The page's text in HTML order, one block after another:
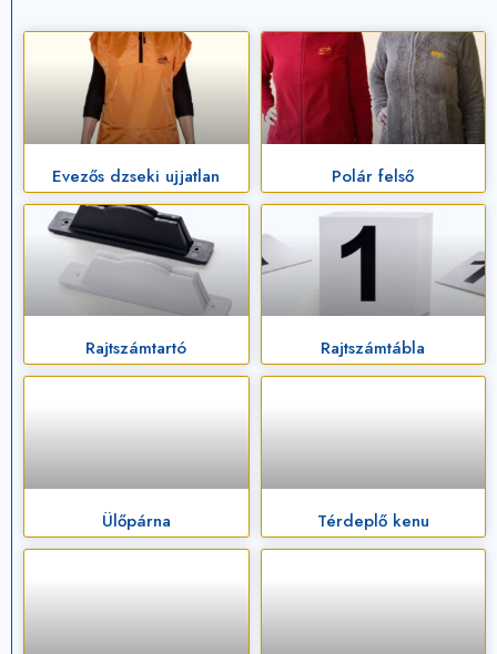
Evezős dzseki ujjatlan Polár felső
Rajtszámtartó Rajtszámtábla
Ülőpárna Térdeplő kenu